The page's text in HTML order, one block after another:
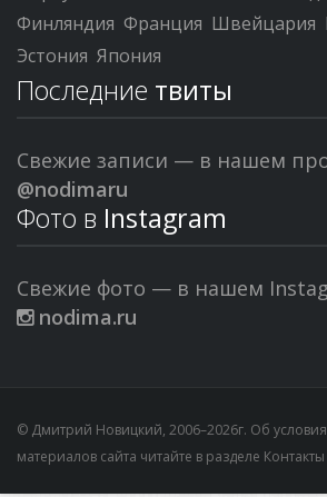
Финляндия Франция Швейцария
Эстония Япония
Последние твиты
Свежие записи — в нашем
@nodimaru
Фото в Instagram
Свежие фото — в нашем
nodima.ru
© Дмитрий Новицкий, 2006–2026г. Об
материалов сайта читайте в разделе Контакты